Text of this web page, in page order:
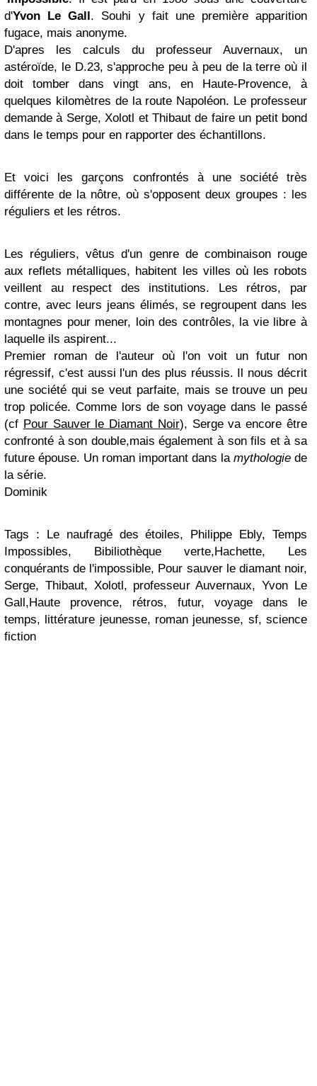
d'Yvon Le Gall. Souhi y fait une première apparition
fugace, mais anonyme.
D'apres les calculs du professeur Auvernaux, un
astéroïde, le D.23, s'approche peu à peu de la terre où il
doit tomber dans vingt ans, en Haute-Provence, à
quelques kilomètres de la route Napoléon. Le professeur
demande à Serge, Xolotl et Thibaut de faire un petit bond
dans le temps pour en rapporter des échantillons.
Et voici les garçons confrontés à une société très
différente de la nôtre, où s'opposent deux groupes : les
réguliers et les rétros.
Les réguliers, vêtus d'un genre de combinaison rouge
aux reflets métalliques, habitent les villes où les robots
veillent au respect des institutions. Les rétros, par
contre, avec leurs jeans élimés, se regroupent dans les
montagnes pour mener, loin des contrôles, la vie libre à
laquelle ils aspirent...
Premier roman de l'auteur où l'on voit un futur non
régressif, c'est aussi l'un des plus réussis. Il nous décrit
une société qui se veut parfaite, mais se trouve un peu
trop policée. Comme lors de son voyage dans le passé
(cf Pour Sauver le Diamant Noir), Serge va encore être
confronté à son double,mais également à son fils et à sa
future épouse. Un roman important dans la mythologie de
la série.
Dominik
Tags : Le naufragé des étoiles, Philippe Ebly, Temps
Impossibles, Bibiliothèque verte,Hachette, Les
conquérants de l'impossible, Pour sauver le diamant noir,
Serge, Thibaut, Xolotl, professeur Auvernaux, Yvon Le
Gall,Haute provence, rétros, futur, voyage dans le
temps, littérature jeunesse, roman jeunesse, sf, science
fiction